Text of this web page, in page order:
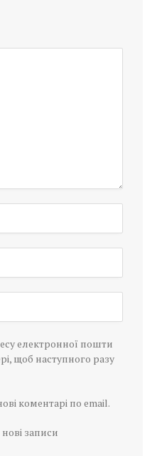
електронної пошти
щоб наступного разу
коментарі по email.
записи